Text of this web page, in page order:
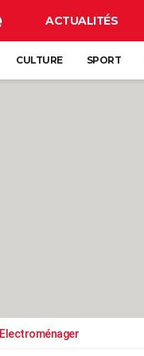
ACTUALITÉS
CULTURE SPORT
Electroménager